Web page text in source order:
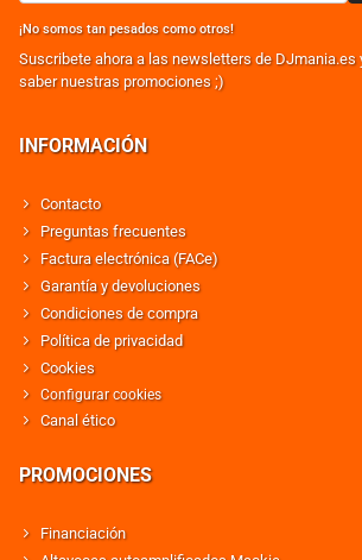
¡No somos tan pesados como otros!
Suscribete ahora a las newsletters de DJmania.es
saber nuestras promociones ;)
INFORMACIÓN
Contacto
Preguntas frecuentes
Factura electrónica (FACe)
Garantía y devoluciones
Condiciones de compra
Política de privacidad
Cookies
Configurar cookies
Canal ético
PROMOCIONES
Financiación